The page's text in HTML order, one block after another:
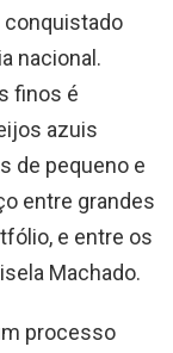
nacional.
finos é
azuis
de pequeno e
entre grandes
e entre os
Machado.
processo